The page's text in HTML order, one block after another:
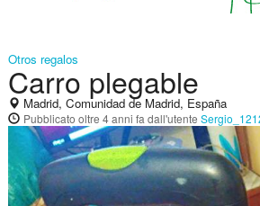
Otros regalos
Carro plegable
Madrid, Comunidad de Madrid, España
Pubblicato oltre 4 anni fa dall'utente